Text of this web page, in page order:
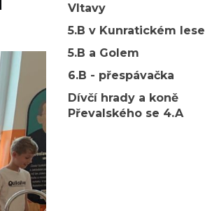
Vltavy
5.B v Kunratickém lese
5.B a Golem
6.B - přespávačka
Dívčí hrady a koně
Převalského se 4.A